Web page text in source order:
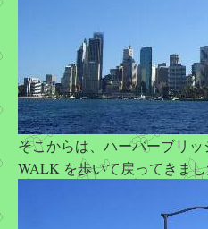
そこからは、ハーバーブリ
WALK を歩いて戻ってきまし